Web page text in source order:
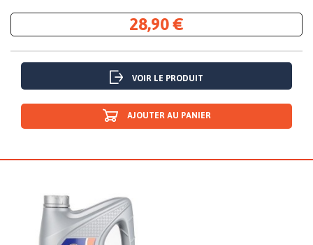
28,90 €
VOIR LE PRODUIT
AJOUTER AU PANIER